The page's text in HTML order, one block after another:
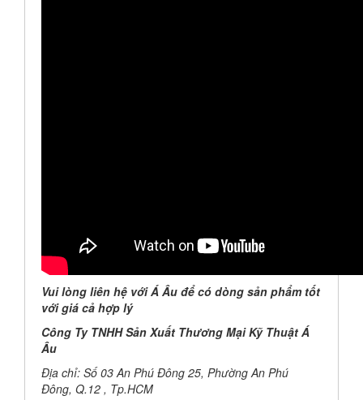
Vui lòng liên hệ với Á Âu để có dòng sản phẩm tốt
với giá cả hợp lý
Công Ty TNHH Sản Xuất Thương Mại Kỹ Thuật Á
Âu
Địa chỉ: Số 03 An Phú Đông 25, Phường An Phú
Đông, Q.12 , Tp.HCM